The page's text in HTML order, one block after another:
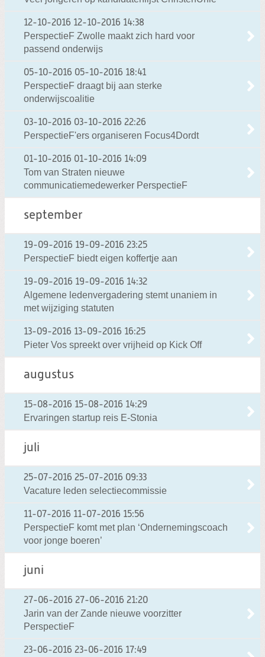
12-10-2016 12-10-2016 14:38
PerspectieF Zwolle maakt zich hard voor
passend onderwijs
05-10-2016 05-10-2016 18:41
PerspectieF draagt bij aan sterke
onderwijscoalitie
03-10-2016 03-10-2016 22:26
PerspectieF'ers organiseren Focus4Dordt
01-10-2016 01-10-2016 14:09
Tom van Straten nieuwe
communicatiemedewerker PerspectieF
september
19-09-2016 19-09-2016 23:25
PerspectieF biedt eigen koffertje aan
19-09-2016 19-09-2016 14:32
Algemene ledenvergadering stemt unaniem in
met wijziging statuten
13-09-2016 13-09-2016 16:25
Pieter Vos spreekt over vrijheid op Kick Off
augustus
15-08-2016 15-08-2016 14:29
Ervaringen startup reis E-Stonia
juli
25-07-2016 25-07-2016 09:33
Vacature leden selectiecommissie
11-07-2016 11-07-2016 15:56
PerspectieF komt met plan ‘Ondernemingscoach
voor jonge boeren’
juni
27-06-2016 27-06-2016 21:20
Jarin van der Zande nieuwe voorzitter
PerspectieF
23-06-2016 23-06-2016 17:49